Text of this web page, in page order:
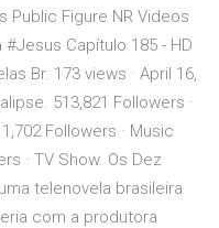
Public Figure NR Videos
Capítulo 185 - HD
Br. 173 views · April 16,
513,821 Followers ·
Followers · Music
· TV Show. Os Dez
telenovela brasileira
com a produtora